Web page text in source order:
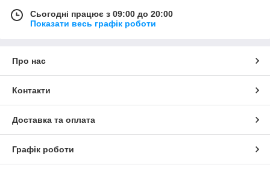
Сьогодні працює з 09:00 до 20:00
Показати весь графік роботи
Про нас
Контакти
Доставка та оплата
Графік роботи